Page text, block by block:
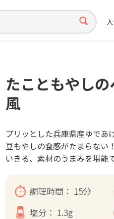
たこともやし
風
プリッとした兵庫県産ゆであ
豆もやしの食感がたまらない
いきる、素材のうまみを堪能
調理時間： 15分
塩分： 1.3g